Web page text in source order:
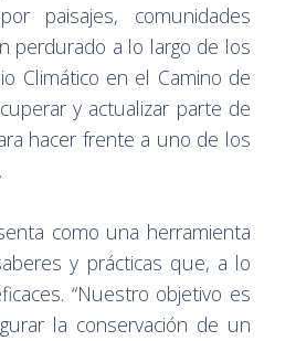
paisajes, comunidades
perdurado a lo largo de los
Climático en el Camino de
y actualizar parte de
hacer frente a uno de los
como una herramienta
y prácticas que, a lo
“Nuestro objetivo es
la conservación de un